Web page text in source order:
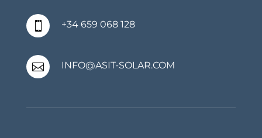
 +34 659 068 128
 INFO@ASIT-SOLAR.COM